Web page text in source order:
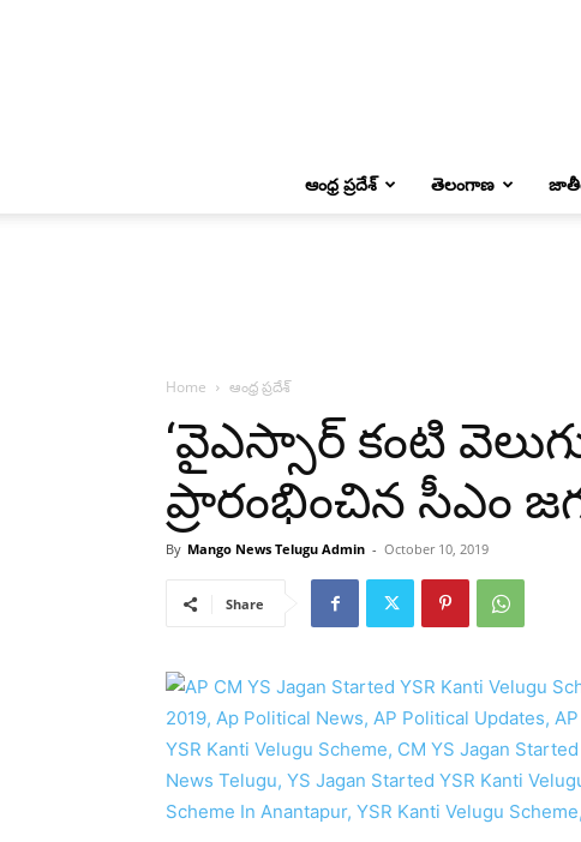
ఆంధ్ర ప్రదేశ్ తెలంగాణ
Home ఆంధ్ర ప్రదేశ్
‘వైఎస్సార్‌ కంటి
ప్రారంభించిన సీఎం
By Mango News Telugu Admin - October 10, 2019
Share